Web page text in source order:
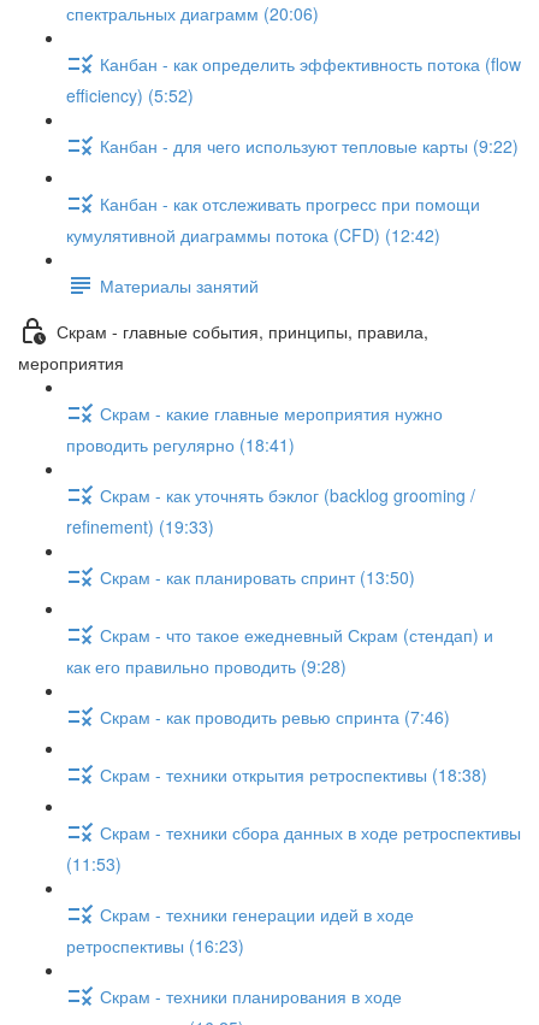
спектральных диаграмм (20:06)
Канбан - как определить эффективность потока (flow
efficiency) (5:52)
Канбан - для чего используют тепловые карты (9:22)
Канбан - как отслеживать прогресс при помощи
кумулятивной диаграммы потока (CFD) (12:42)
Материалы занятий
Скрам - главные события, принципы, правила,
мероприятия
Скрам - какие главные мероприятия нужно
проводить регулярно (18:41)
Скрам - как уточнять бэклог (backlog grooming /
refinement) (19:33)
Скрам - как планировать спринт (13:50)
Скрам - что такое ежедневный Скрам (стендап) и
как его правильно проводить (9:28)
Скрам - как проводить ревью спринта (7:46)
Скрам - техники открытия ретроспективы (18:38)
Скрам - техники сбора данных в ходе ретроспективы
(11:53)
Скрам - техники генерации идей в ходе
ретроспективы (16:23)
Скрам - техники планирования в ходе